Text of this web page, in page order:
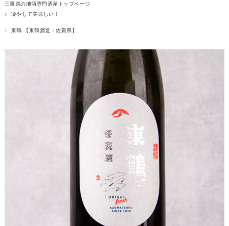
三重県の地酒専門酒屋トップページ
冷やして美味しい！
東鶴 【東鶴酒造：佐賀県】